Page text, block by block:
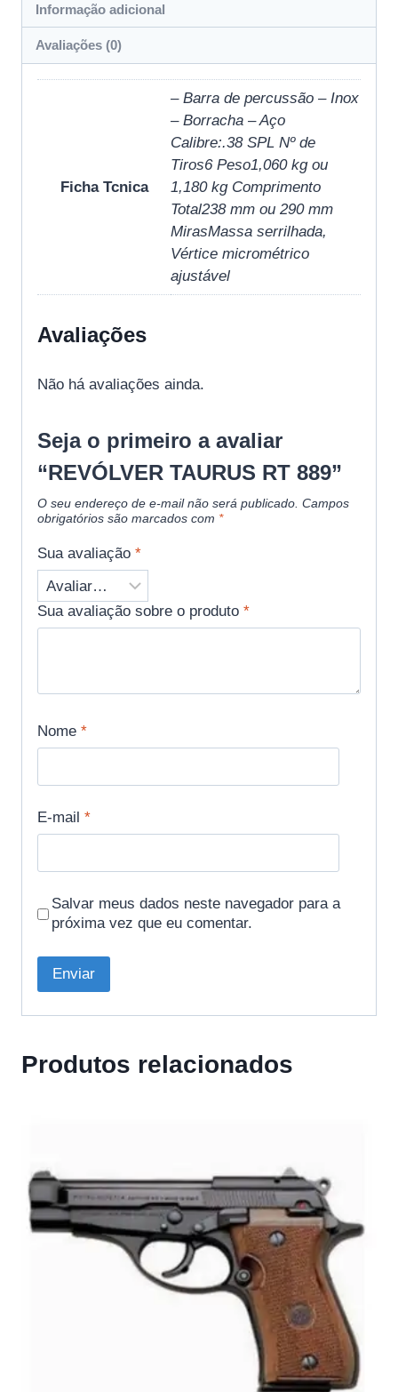
Informação adicional
Avaliações (0)
Ficha Tcnica
– Barra de percussão – Inox
– Borracha – Aço
Calibre:.38 SPL Nº de
Tiros6 Peso1,060 kg ou
1,180 kg Comprimento
Total238 mm ou 290 mm
MirasMassa serrilhada,
Vértice micrométrico
ajustável
Avaliações
Não há avaliações ainda.
Seja o primeiro a avaliar
“REVÓLVER TAURUS RT 889”
O seu endereço de e-mail não será publicado. Campos
obrigatórios são marcados com *
Sua avaliação *
Sua avaliação sobre o produto *
Nome *
E-mail *
Salvar meus dados neste navegador para a
próxima vez que eu comentar.
Produtos relacionados